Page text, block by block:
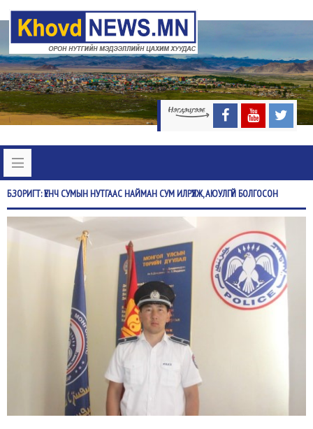
Б.ЗОРИГТ:ҮЕНЧ СУМЫН НУТГААС НАЙМАН СУМ ИЛРҮҮЛЖ, АЮУЛГҮЙ БОЛГОСОН